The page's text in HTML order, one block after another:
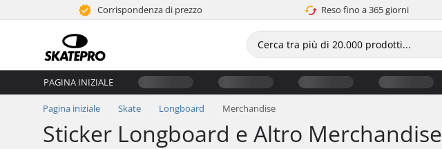
Corrispondenza di prezzo Reso fino a 365 giorni
PAGINA INIZIALE
Pagina iniziale Skate Longboard Merchandise
Sticker Longboard e Altro Merchandise